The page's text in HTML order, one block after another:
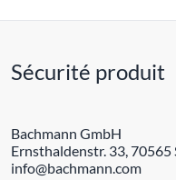
Sécurité produit
Bachmann GmbH
Ernsthaldenstr. 33,
info@bachmann.com